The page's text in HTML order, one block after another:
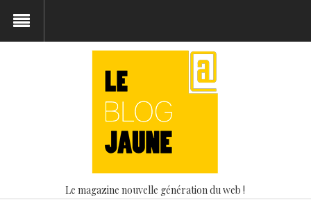
Le magazine nouvelle génération du web !